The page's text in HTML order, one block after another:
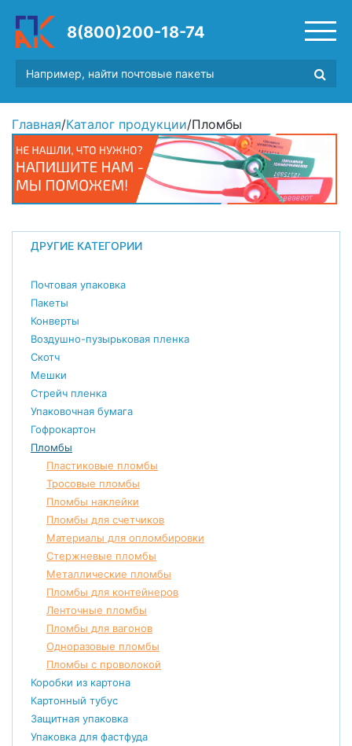
8(800)200-18-74
Главная/Каталог продукции/Пломбы
ДРУГИЕ КАТЕГОРИИ
Почтовая упаковка
Пакеты
Конверты
Воздушно-пузырьковая пленка
Скотч
Мешки
Стрейч пленка
Упаковочная бумага
Гофрокартон
Пломбы
Пластиковые пломбы
Тросовые пломбы
Пломбы наклейки
Пломбы для счетчиков
Материалы для опломбировки
Стержневые пломбы
Металлические пломбы
Пломбы для контейнеров
Ленточные пломбы
Пломбы для вагонов
Одноразовые пломбы
Пломбы с проволокой
Коробки из картона
Картонный тубус
Защитная упаковка
Упаковка для фастфуда